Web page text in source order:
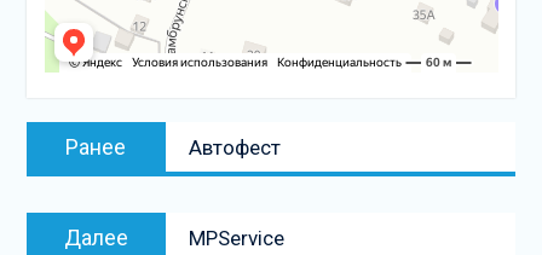
Навигация
Ранее
Предыдущая
запись:
Автофест
Далее
Следующая
MPService